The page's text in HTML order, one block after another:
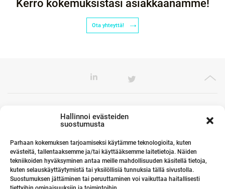
Hallinnoi evästeiden
suostumusta
Parhaan kokemuksen tarjoamiseksi käytämme teknologioita, kuten
evästeitä, tallentaaksemme ja/tai käyttääksemme laitetietoja. Näiden
tekniikoiden hyväksyminen antaa meille mahdollisuuden käsitellä tietoja,
kuten selauskäyttäytymistä tai yksilöllisiä tunnuksia tällä sivustolla.
Suostumuksen jättäminen tai peruuttaminen voi vaikuttaa haitallisesti
Kerro kokemuksistasi asiakkaanamme!
Ota yhteyttä!
Toimistomme Euroopassa
Kumppanimme maailmalla